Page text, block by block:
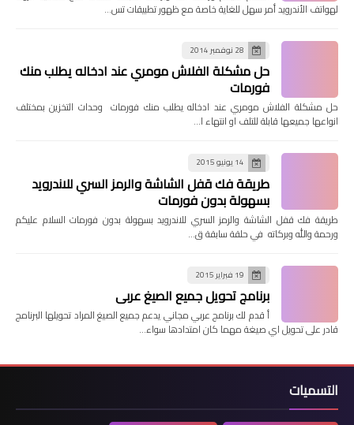
لهواتف الأندرويد أمر سهل للغاية خاصة مع ظهور تطبيقات تس…
28 نوفمبر 2014
حل مشكلة الفلاش مومري عند ادخاله يطلب منك
فورمات
حل مشكلة الفلاش مومري عند ادخاله يطلب منك فورمات وحدات التخزين بمختلف
انواعها جميعها قابلة للتلف او انتهاء ا…
14 يونيو 2015
طريقة فك قفل الشاشة والرمز السري للاندرويد
بسهولة بدون فورمات
طريقة فك قفل الشاشة والرمز السري للاندرويد بسهولة بدون فورمات السلام عليكم
ورحمة والله وبركاته في حلقة سابقة ق…
19 فبراير 2015
برنامج تحويل جميع الصيغ عربي
أ قدم لك برنامج عربي مجاني يدعم جميع الصيغ المراد تحويلها البرنامج
قادر على تحويل اي صيغة مهما كان امتدادها سواء…
التسميات